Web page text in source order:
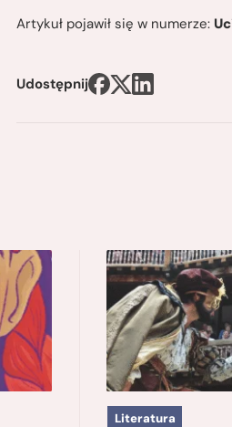
Artykuł pojawił się w numerze:
Udostępnij
Literatura